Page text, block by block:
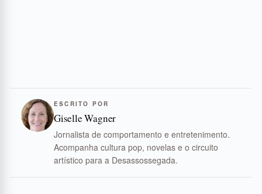
ESCRITO POR
Giselle Wagner
Jornalista de comportamento e entretenimento.
Acompanha cultura pop, novelas e o circuito
artístico para a Desassossegada.